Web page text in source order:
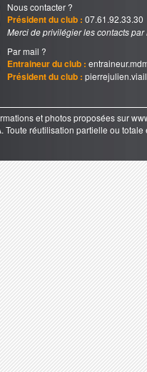
Nous contacter ?
Président du club : 07.61.92.33.30
Merci de privilégier les contacts par
Par mail ?
Entraineur du club :
Président du club :
et photos proposées sur
Toute réutilisation partielle ou totale